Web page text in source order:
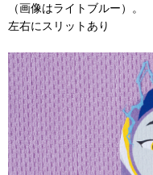
（画像はライトブルー）。
左右にスリットあり